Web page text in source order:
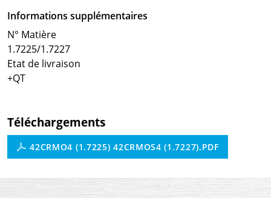
Informations supplémentaires
N° Matière
1.7225/1.7227
Etat de livraison
+QT
Téléchargements
42CRMO4 (1.7225) 42CRMOS4 (1.7227).PDF